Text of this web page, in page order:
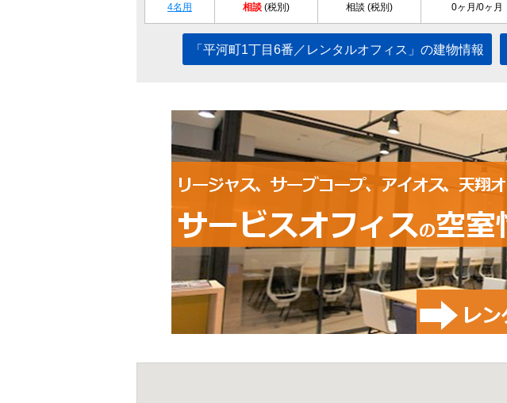
4名用 相談 (税別) 相談 (税別) 0ヶ月/0ヶ月
「平河町1丁目6番／レンタルオフィス」の建物情報